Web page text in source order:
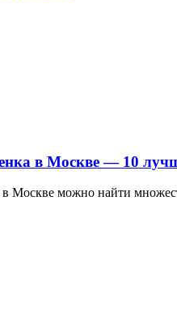
в Москве — 10
в Москве можно найти